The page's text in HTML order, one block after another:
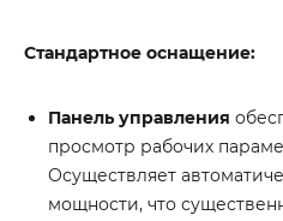
Стандартное оснащение:
Панель управления
просмотр рабочих
Осуществляет
мощности, что